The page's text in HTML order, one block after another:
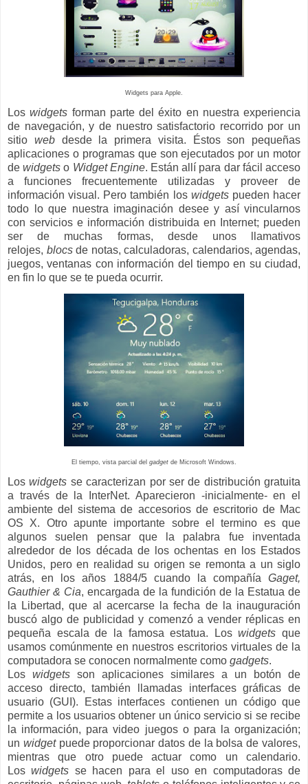
Widgets para Apple.
Loswidgets forman parte del éxito en nuestra experiencia
de navegación, y de nuestro satisfactorio recorrido por un
sitio webdesde la primera visita. Éstos son pequeñas
aplicaciones o programas que son ejecutados por un motor
dewidgets o Widget Engine. Están allí para dar fácil acceso
a funciones frecuentemente utilizadas y proveer de
información visual. Pero también los widgetspueden hacer
todo lo que nuestra imaginación desee y así vincularnos
con servicios e información distribuida en Internet; pueden
ser de muchas formas, desde unos llamativos
relojes, blocsde notas, calculadoras, calendarios, agendas,
juegos, ventanas con información del tiempo en su ciudad,
en fin lo que se te pueda ocurrir.
El tiempo, vista parcial del gadget de Microsoft Windows.
Loswidgets se caracterizan por ser de distribución gratuita
a través de la InterNet. Aparecieron -inicialmente- en el
ambiente del sistema de accesorios de escritorio de Mac
OS X. Otro apunte importante sobre el termino es que
algunos suelen pensar que la palabra fue inventada
alrededor de los década de los ochentas en los Estados
Unidos, pero en realidad su origen se remonta a un siglo
atrás, en los años 1884/5 cuando la compañía Gaget,
Gauthier & Cia, encargada de la fundición de la Estatua de
la Libertad, que al acercarse la fecha de la inauguración
buscó algo de publicidad y comenzó a vender réplicas en
pequeña escala de la famosa estatua. Loswidgets que
usamos comúnmente en nuestros escritorios virtuales de la
computadora se conocen normalmente como gadgets.
Los widgets son aplicaciones similares a un botón de
acceso directo, también llamadas interfaces gráficas de
usuario (GUI). Estas interfaces contienen un código que
permite a los usuarios obtener un único servicio si se recibe
la información, para video juegos o para la organización;
un widgetpuede proporcionar datos de la bolsa de valores,
mientras que otro puede actuar como un calendario.
Loswidgets se hacen para el uso en computadoras de